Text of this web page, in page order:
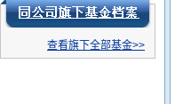
查看旗下全部基金>>